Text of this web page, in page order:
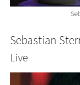
Sebastian
Live
Show larger